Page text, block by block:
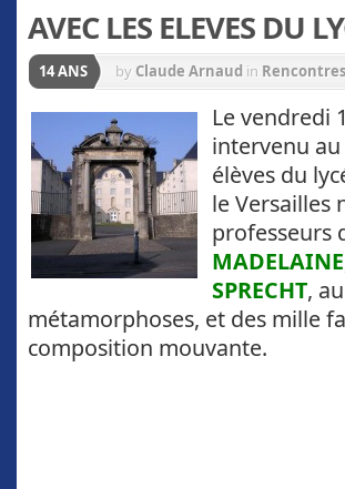
AVEC LES ELEVES DU
14 ANS by Claude Arnaud in Rencontres
Le vendredi
intervenu au
élèves du
le Versailles
professeurs
MADELAINE
SPRECHT,
métamorphoses, et des mille
composition mouvante.